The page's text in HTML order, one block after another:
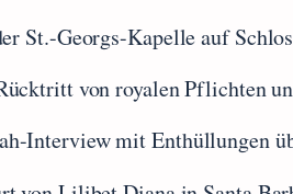
St.-Georgs-Kapelle auf
von royalen Pflichten
Interview mit Enthüllungen